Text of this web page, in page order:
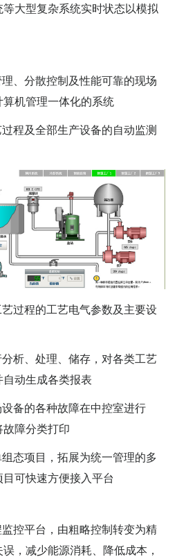
大型复杂系统实时状态以模拟
、分散控制及性能可靠的现场
机管理一体化的系统
程及全部生产设备的自动监测
过程的工艺电气参数及主要设
析、处理、储存，对各类工艺
动生成各类报表
备的各种故障在中控室进行
障分类打印
态项目，拓展为统一管理的多
可快速方便接入平台
控平台，由粗略控制转变为精
，减少能源消耗、降低成本，